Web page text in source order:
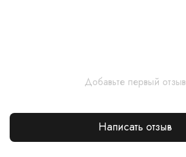
Добавьте первый отзыв
Написать отзыв